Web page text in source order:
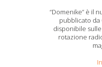
“Domenike” è il
pubblicato da
disponibile
rotazione